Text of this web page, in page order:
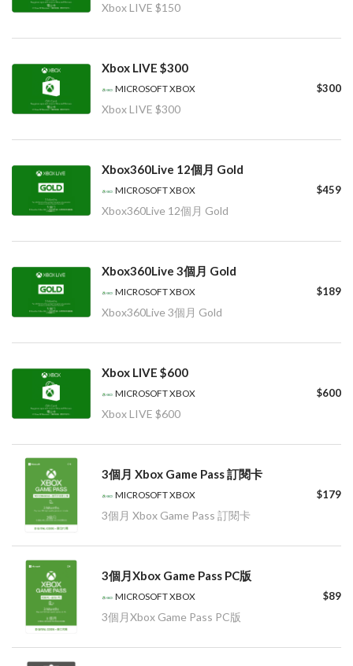
Xbox LIVE $150
Xbox LIVE $300
$300
MICROSOFT XBOX
Xbox LIVE $300
Xbox360Live 12個月 Gold
$459
MICROSOFT XBOX
Xbox360Live 12個月 Gold
Xbox360Live 3個月 Gold
$189
MICROSOFT XBOX
Xbox360Live 3個月 Gold
Xbox LIVE $600
$600
MICROSOFT XBOX
Xbox LIVE $600
3個月 Xbox Game Pass 訂閱卡
$179
MICROSOFT XBOX
3個月 Xbox Game Pass 訂閱卡
3個月Xbox Game Pass PC版
$89
MICROSOFT XBOX
3個月Xbox Game Pass PC版